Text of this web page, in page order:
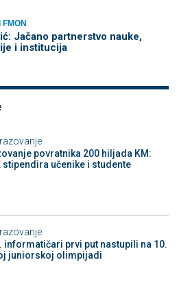
Jačano partnerstvo nauke,
i institucija
povratnika 200 hiljada KM:
stipendira učenike i studente
informatičari prvi put nastupili na 10.
juniorskoj olimpijadi